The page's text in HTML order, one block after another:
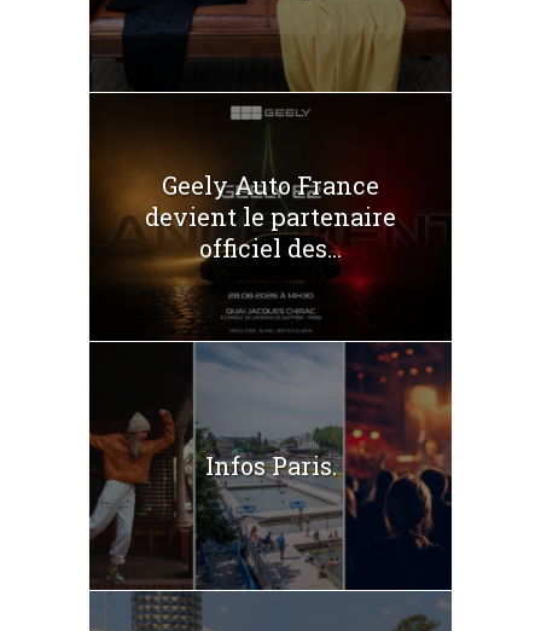
Geely Auto France
devient le partenaire
officiel des...
Infos Paris.